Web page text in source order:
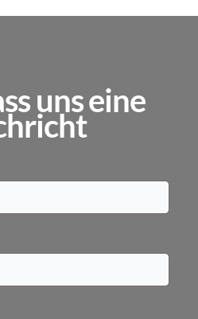
uns eine